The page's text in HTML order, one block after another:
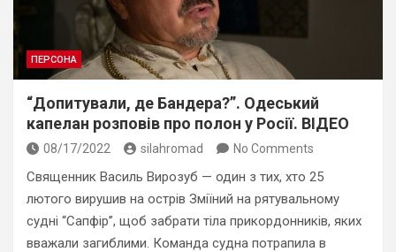
ПЕРСОНА
“Допитували, де Бандера?”. Одеський
капелан розповів про полон у Росії. ВІДЕО
08/17/2022 silahromad No Comments
Священник Василь Вирозуб — один з тих, хто 25
лютого вирушив на острів Зміїний на рятувальному
судні “Сапфір”, щоб забрати тіла прикордонників, яких
вважали загиблими. Команда судна потрапила в